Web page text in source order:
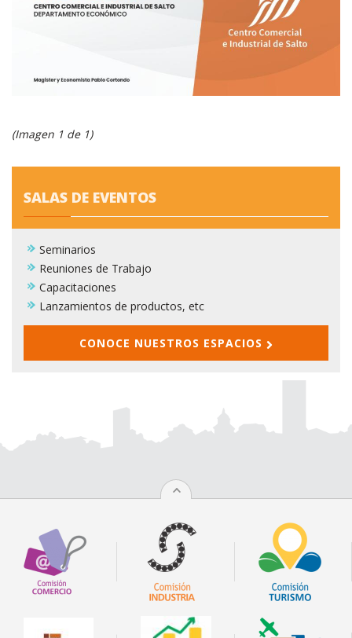
(Imagen 1 de 1)
SALAS DE EVENTOS
Seminarios
Reuniones de Trabajo
Capacitaciones
Lanzamientos de productos, etc
CONOCE NUESTROS ESPACIOS